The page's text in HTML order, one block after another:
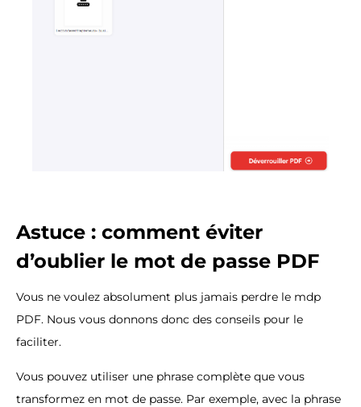
Astuce : comment éviter
d’oublier le mot de passe PDF
Vous ne voulez absolument plus jamais perdre le mdp
PDF. Nous vous donnons donc des conseils pour le
faciliter.
Vous pouvez utiliser une phrase complète que vous
transformez en mot de passe. Par exemple, avec la phrase